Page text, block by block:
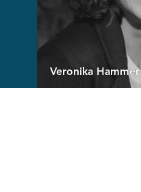
Veronika Hammer